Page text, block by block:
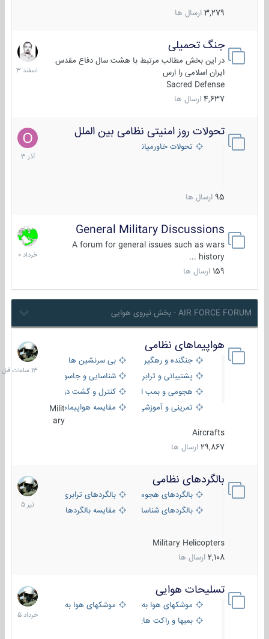
3,279 ارسال ها
جنگ تحمیلی
در این بخش مطالب مرتبط با هشت سال دفاع مقدس
ایران اسلامی را ارس
Sacred Defense
4,637 ارسال ها
20
اسفند
1403
تحولات روز امنیتی نظامی بین الملل
تحولات خاورمیانه
95 ارسال ها
21
آذر
1403
General Military Discussions
A forum for general issues such as wars
history ...
159 ارسال ها
10
خرداد
1400
AIR FORCE FORUM - بخش نیروی هوایی
هواپیماهای نظامی
جنگنده و رهگیر
بی سرنشین ها
پشتیبانی و ترابری
شناسایی و جاسوسی
هجومی و بمب افکن
کنترل و گشت دریایی
تمرینی و آموزشی
مقایسه هواپیماهاMilit
ary
Aircrafts
29,867 ارسال ها
13
ساعات
قبل
بالگردهای نظامی
بالگردهای هجومی
بالگردهای ترابری
بالگردهای شناسایی
مقایسه بالگردها
Military Helicopters
2,108 ارسال ها
22
تیر
1405
تسلیحات هوایی
موشکهای هوا به هوا
موشکهای هوا به سطح
بمبها و راکت های هوایی
30
خرداد
1405